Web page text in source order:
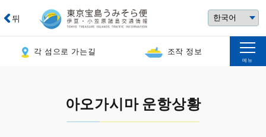
뒤
각 섬으로 가는길 조작 정보
메뉴
아오가시마 운항상황